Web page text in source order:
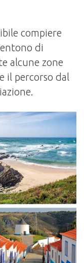
compiere
di
alcune zone
il percorso dal